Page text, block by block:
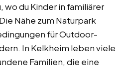
wo du Kinder in familiärer
Nähe zum Naturpark
für Outdoor-
In Kelkheim leben viele
Familien, die eine